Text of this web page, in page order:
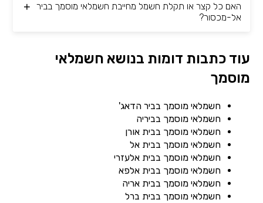
האם כל קצר או תקלת חשמל מחייבת חשמלאי מוסמך בביר
אל-מכסור?
עוד כתבות דומות בנושא חשמלאי
מוסמך
חשמלאי מוסמך בביר הדאג'
חשמלאי מוסמך בביריה
חשמלאי מוסמך בבית אורן
חשמלאי מוסמך בבית אל
חשמלאי מוסמך בבית אלעזרי
חשמלאי מוסמך בבית אלפא
חשמלאי מוסמך בבית אריה
חשמלאי מוסמך בבית ברל